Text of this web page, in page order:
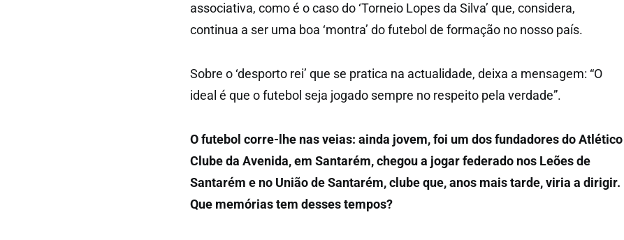
associativa, como é o caso do ‘Torneio Lopes da Silva’ que, considera,
continua a ser uma boa ‘montra’ do futebol de formação no nosso país.
Sobre o ‘desporto rei’ que se pratica na actualidade, deixa a mensagem: “O
ideal é que o futebol seja jogado sempre no respeito pela verdade”.
O futebol corre-lhe nas veias: ainda jovem, foi um dos fundadores do Atlético
Clube da Avenida, em Santarém, chegou a jogar federado nos Leões de
Santarém e no União de Santarém, clube que, anos mais tarde, viria a dirigir.
Que memórias tem desses tempos?